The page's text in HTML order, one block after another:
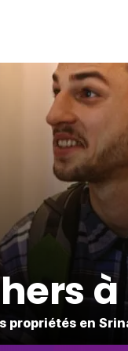
propriétés en